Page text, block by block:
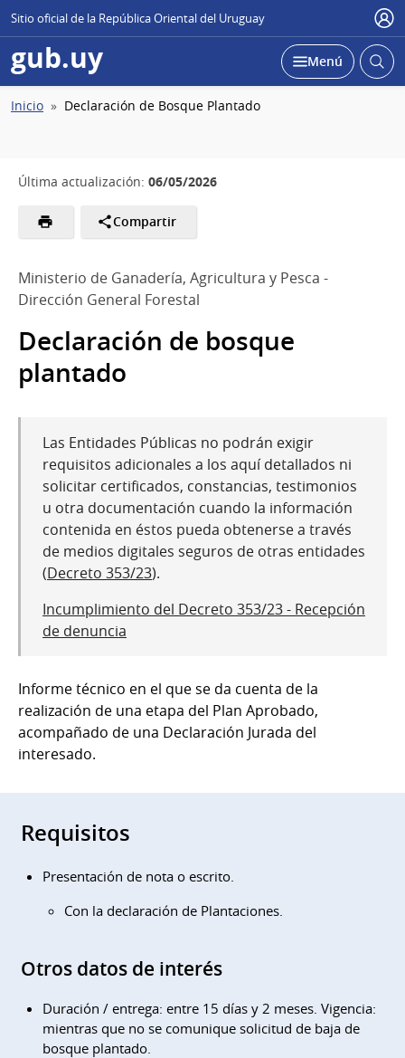
Sitio oficial de la República Oriental del Uruguay
gub.uy Desplegar
Menú Abrir
Ruta
Inicio Declaración de Bosque Plantado
Última actualización: 06/05/2026
Compartir
Ministerio de Ganadería, Agricultura y Pesca -
Dirección General Forestal
Declaración de bosque
plantado
Las Entidades Públicas no podrán exigir
requisitos adicionales a los aquí detallados ni
solicitar certificados, constancias, testimonios
u otra documentación cuando la información
contenida en éstos pueda obtenerse a través
de medios digitales seguros de otras entidades
(Decreto 353/23).
Incumplimiento del Decreto 353/23 - Recepción
de denuncia
Informe técnico en el que se da cuenta de la
realización de una etapa del Plan Aprobado,
acompañado de una Declaración Jurada del
interesado.
Requisitos
Presentación de nota o escrito.
Con la declaración de Plantaciones.
Otros datos de interés
Duración / entrega: entre 15 días y 2 meses. Vigencia:
mientras que no se comunique solicitud de baja de
bosque plantado.